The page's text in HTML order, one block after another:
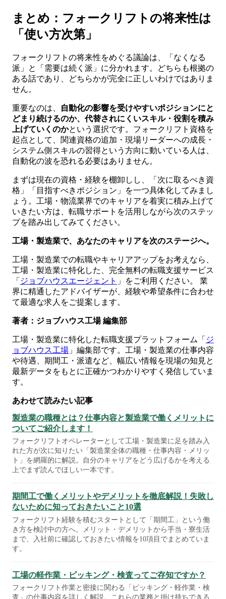
まとめ：フォークリフトの将来性は
「使い方次第」
フォークリフトの将来性をめぐる議論は、「なくなる
派」と「需要は続く派」に分かれます。どちらも根拠の
ある話であり、どちらかが完全に正しいわけではありま
せん。
重要なのは、
自動化の影響を受けやすいポジションにと
どまり続けるのか、代替されにくいスキル・役割を積み
上げていくのかという選択です。フォークリフト資格を
起点として、関連資格の追加・現場リーダーへの成長・
システム側スキルの習得という方向に動いている人は、
自動化の波を恐れる必要はありません。
まずは現在の資格・経験を棚卸しし、「次に取るべき資
格」「目指すべきポジション」を一つ具体化してみまし
ょう。工場・物流業界でのキャリアを着実に積み上げて
いきたい方は、転職サポートを活用しながら次のステッ
プを踏み出してみてください。
工場・製造業で、あなたのキャリアを次のステージへ。
工場・製造業での転職やキャリアアップをお考えなら、
工場・製造業に特化した、完全無料の転職支援サービス
「 ジョブハウスエージェント 」をご利用ください。 業
界に精通したアドバイザーが、経験や希望条件に合わせ
て最適な求人をご提案します。
著者：ジョブハウス工場 編集部
工場・製造業に特化した転職支援プラットフォーム「 ジ
ョブハウス工場 」編集部です。工場・製造業の仕事内容
や待遇、期間工・派遣など、幅広い情報を現場の知見と
最新データをもとに正確かつわかりやすく発信していま
す。
あわせて読みたい記事
製造業の職種とは？仕事内容と製造業で働くメリットに
ついてご紹介します！
フォークリフトオペレーターとして工場・製造業に足を踏み入
れた方が次に知りたい「製造業全体の職種・仕事内容・メリッ
ト」を網羅的に解説。自分のキャリアをどう広げるかを考える
上でまず読んでほしい一本です。
期間工で働くメリットやデメリットを徹底解説！失敗し
ないために知っておきたいこと10選
フォークリフト経験を積むスタートとして「期間工」という働
き方を検討中の方へ。メリット・デメリットから手当・寮生活
まで、入社前に確認しておきたい情報を10項目でまとめていま
す。
工場の軽作業・ピッキング・検査ってご存知ですか？
フォークリフト作業と密接に関わる「ピッキング・軽作業・検
査」の仕事内容を詳しく解説。これらの業務と掛け持ちできる